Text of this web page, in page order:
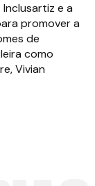
e a
promover a
de
como
Vivian